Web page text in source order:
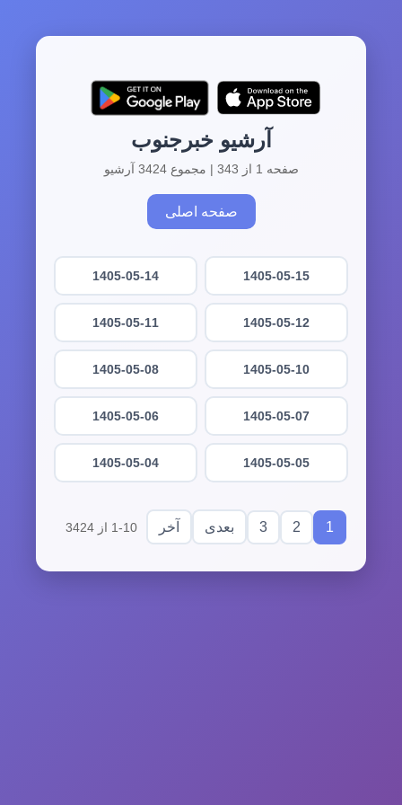
آرشیو خبرجنوب
صفحه 1 از 343 | مجموع 3424 آرشیو
صفحه اصلی
1405-05-15
1405-05-14
1405-05-12
1405-05-11
1405-05-10
1405-05-08
1405-05-07
1405-05-06
1405-05-05
1405-05-04
1
2
3 بعدی آخر 1-10 از 3424